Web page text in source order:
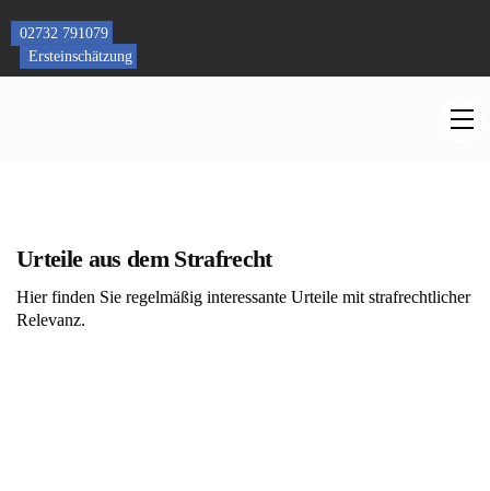
content
02732 791079
Ersteinschätzung
Urteile aus dem Strafrecht
Hier finden Sie regelmäßig interessante Urteile mit strafrechtlicher
Relevanz.